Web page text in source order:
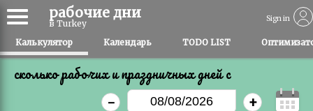
рабочие дни
в Turkey Sign in
Калькулятор Календарь TODO LIST
сколько рабочих и праздничных дней c
+
-